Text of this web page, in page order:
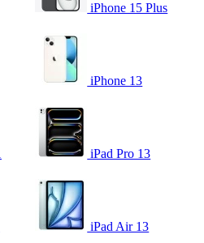
iPhone 15 Plus
iPhone 13
iPad Pro 13
iPad Air 13